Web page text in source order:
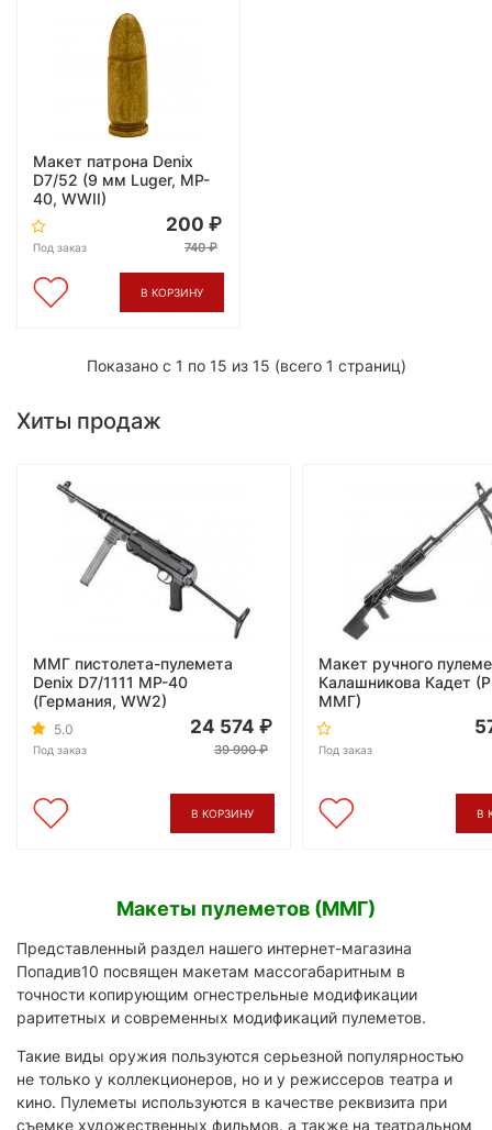
Макет патрона Denix
D7/52 (9 мм Luger, MP-
40, WWII)
Под заказ
200
740
В КОРЗИНУ
Показано с 1 по 15 из 15 (всего 1 страниц)
Хиты продаж
ММГ пистолета-пулемета
Denix D7/1111 MP-40
(Германия, WW2)
5.0
Под заказ
24 574
39 990
В КОРЗИНУ
Макет ручного
Калашникова Кадет
ММГ)
Под заказ
В
Макеты пулеметов (ММГ)
Представленный раздел нашего интернет-магазина
Попадив10 посвящен макетам массогабаритным в
точности копирующим огнестрельные модификации
раритетных и современных модификаций пулеметов.
Такие виды оружия пользуются серьезной популярностью
не только у коллекционеров, но и у режиссеров театра и
кино. Пулеметы используются в качестве реквизита при
съемке художественных фильмов, а также на театральном